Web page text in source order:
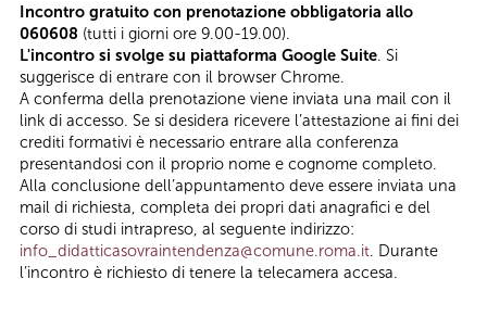
Incontro gratuito con prenotazione obbligatoria allo
060608 (tutti i giorni ore 9.00-19.00).
L'incontro si svolge su piattaforma Google Suite. Si
suggerisce di entrare con il browser Chrome.
A conferma della prenotazione viene inviata una mail con il
link di accesso. Se si desidera ricevere l’attestazione ai fini dei
crediti formativi è necessario entrare alla conferenza
presentandosi con il proprio nome e cognome completo.
Alla conclusione dell’appuntamento deve essere inviata una
mail di richiesta, completa dei propri dati anagrafici e del
corso di studi intrapreso, al seguente indirizzo:
info_didatticasovraintendenza@comune.roma.it. Durante
l’incontro è richiesto di tenere la telecamera accesa.